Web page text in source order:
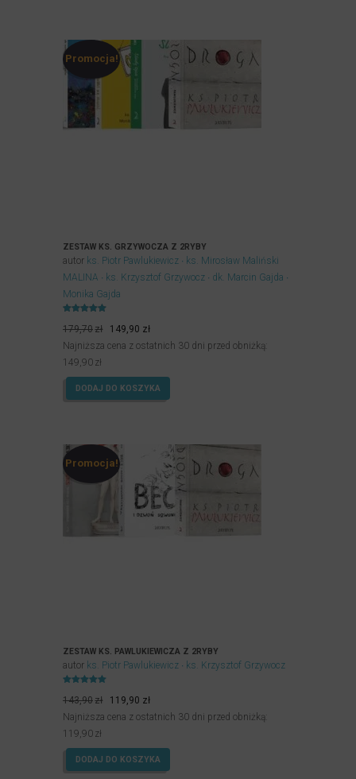
Promocja!
ZESTAW KS. GRZYWOCZA Z 2RYBY
autor ks. Piotr Pawlukiewicz
ks. Mirosław Maliński
MALINA
ks. Krzysztof Grzywocz
dk. Marcin Gajda
Monika Gajda
5.00
179,70zł
Pierwotna
cena
179,70zł.
149,90 złAktualna
cena
149,90zł.
Najniższa cena z ostatnich 30 dni przed obniżką:
149,90 zł
DODAJ DO KOSZYKA
Promocja!
ZESTAW KS. PAWLUKIEWICZA Z 2RYBY
autor ks. Piotr Pawlukiewicz ks. Krzysztof Grzywocz
5.00
143,90zł
Pierwotna
cena
143,90zł.
119,90 złAktualna
cena
119,90zł.
Najniższa cena z ostatnich 30 dni przed obniżką:
119,90 zł
DODAJ DO KOSZYKA